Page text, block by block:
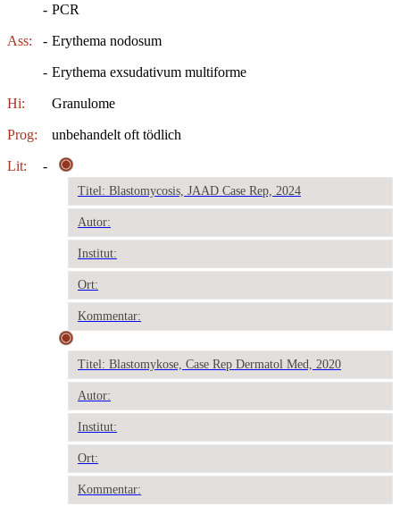
- PCR
Ass: - Erythema nodosum
- Erythema exsudativum multiforme
Hi: Granulome
Prog: unbehandelt oft tödlich
Lit: -
Titel: Blastomycosis, JAAD Case Rep, 2024
Autor:
Institut:
Ort:
Kommentar:
Titel: Blastomykose, Case Rep Dermatol Med, 2020
Autor:
Institut:
Ort:
Kommentar: